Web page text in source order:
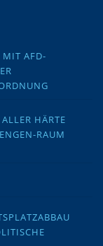
MIT AFD-
HÄRTE
RAUM